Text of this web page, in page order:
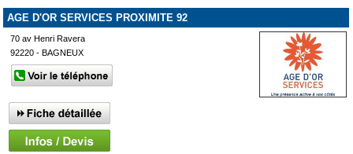
AGE D'OR SERVICES PROXIMITE 92
70 av Henri Ravera
92220 - BAGNEUX